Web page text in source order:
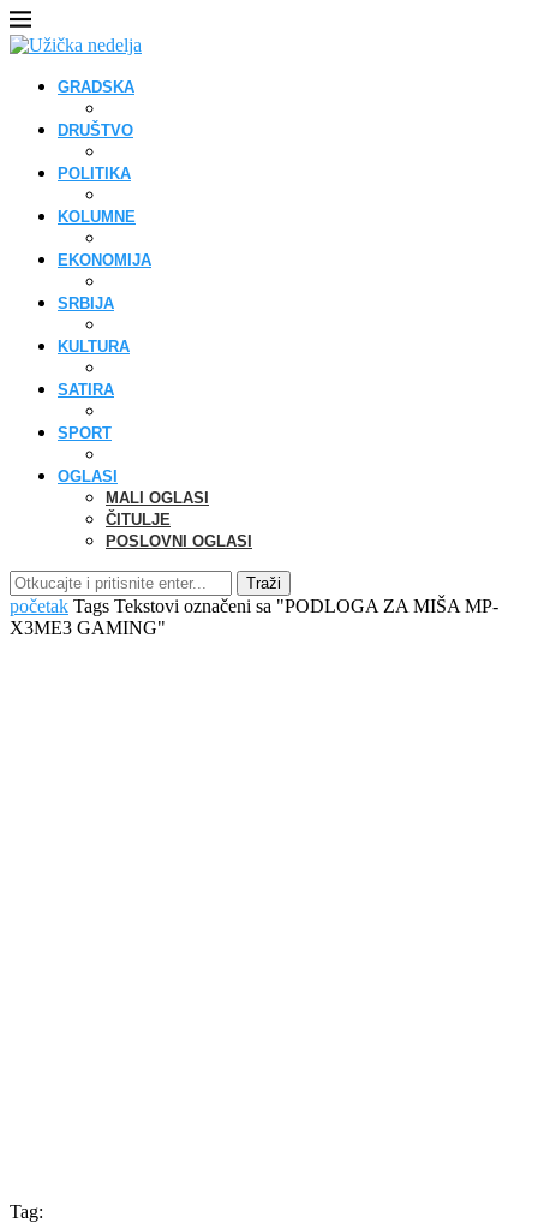
GRADSKA
DRUŠTVO
POLITIKA
KOLUMNE
EKONOMIJA
SRBIJA
KULTURA
SATIRA
SPORT
OGLASI
MALI OGLASI
ČITULJE
POSLOVNI OGLASI
Traži
početak Tags Tekstovi označeni sa "PODLOGA ZA MIŠA MP-
X3ME3 GAMING"
Tag: